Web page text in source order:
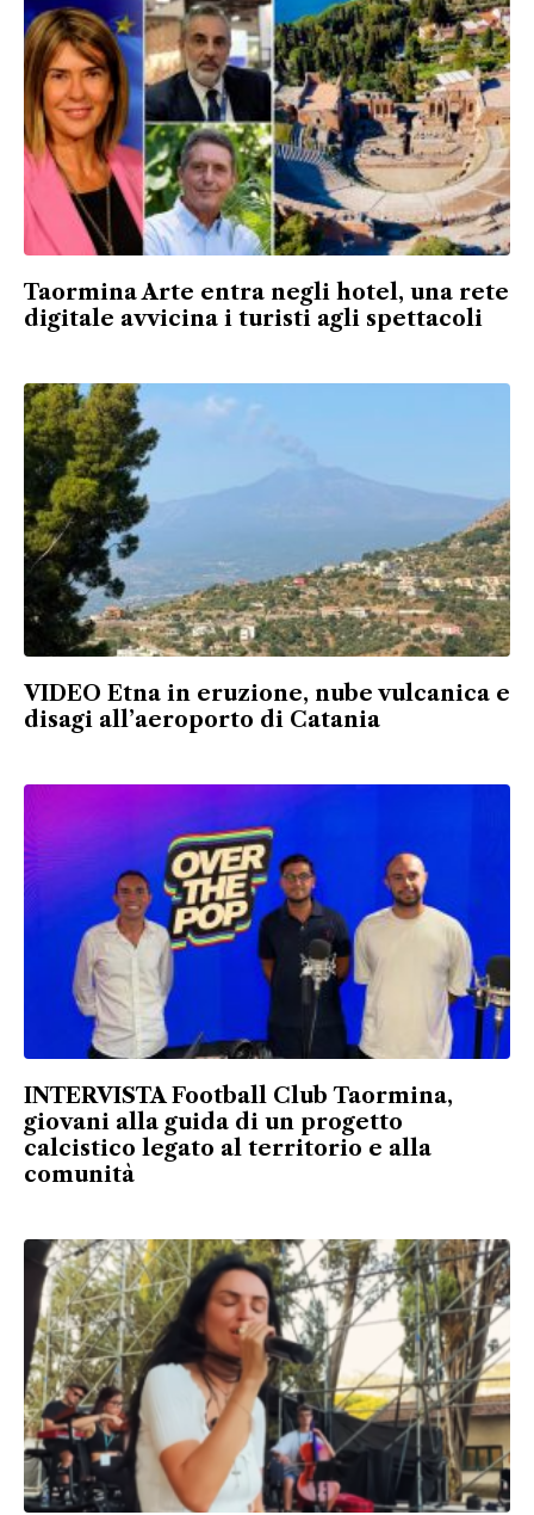
Taormina Arte entra negli hotel, una rete
digitale avvicina i turisti agli spettacoli
VIDEO Etna in eruzione, nube vulcanica e
disagi all’aeroporto di Catania
INTERVISTA Football Club Taormina,
giovani alla guida di un progetto
calcistico legato al territorio e alla
comunità